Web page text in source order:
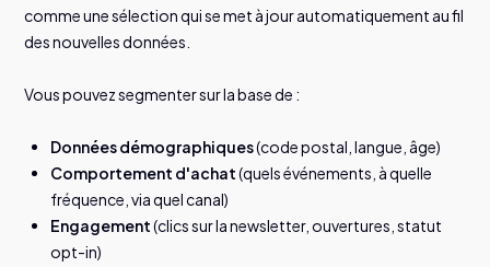
comme une sélection qui se met à jour automatiquement au fil
des nouvelles données.
Vous pouvez segmenter sur la base de :
Données démographiques(code postal, langue, âge)
Comportement d'achat(quels événements, à quelle
fréquence, via quel canal)
Engagement(clics sur la newsletter, ouvertures, statut
opt-in)